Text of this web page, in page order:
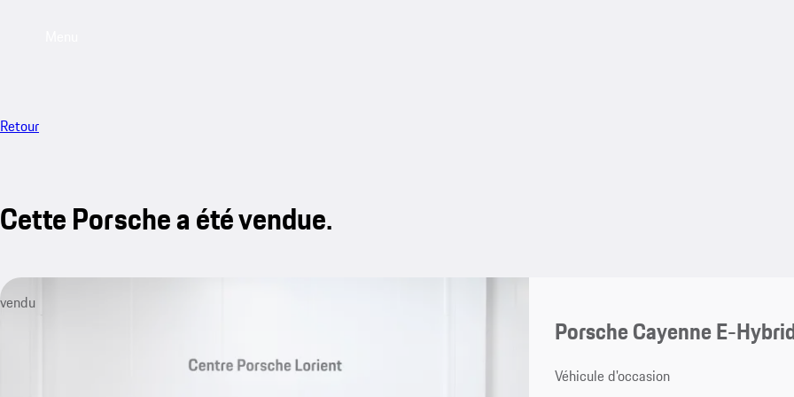
Retour
Cette Porsche a été vendue.
vendu
Porsche Cayenne E-
Véhicule d'occasion